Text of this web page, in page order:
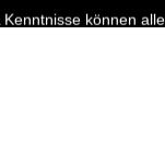
können alle